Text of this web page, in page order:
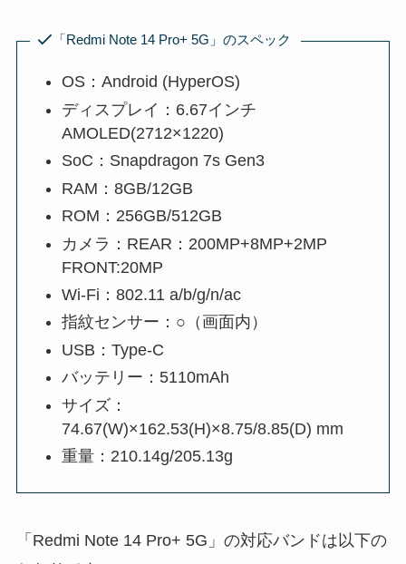
「Redmi Note 14 Pro+ 5G」のスペック
OS：Android (HyperOS)
ディスプレイ：6.67インチ
AMOLED(2712×1220)
SoC：Snapdragon 7s Gen3
RAM：8GB/12GB
ROM：256GB/512GB
カメラ：REAR：200MP+8MP+2MP
FRONT:20MP
Wi-Fi：802.11 a/b/g/n/ac
指紋センサー：○（画面内）
USB：Type-C
バッテリー：5110mAh
サイズ：
74.67(W)×162.53(H)×8.75/8.85(D) mm
重量：210.14g/205.13g
「Redmi Note 14 Pro+ 5G」の対応バンドは以下の